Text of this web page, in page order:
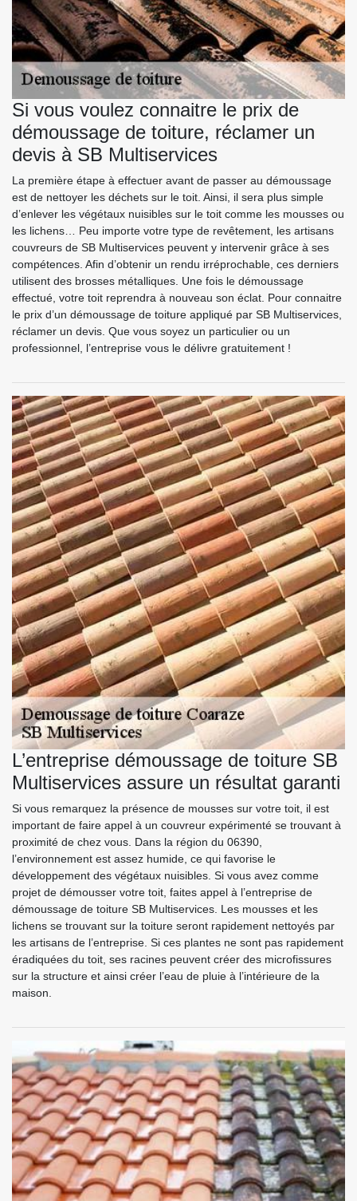
Si vous voulez connaitre le prix de
démoussage de toiture, réclamer un
devis à SB Multiservices
La première étape à effectuer avant de passer au démoussage
est de nettoyer les déchets sur le toit. Ainsi, il sera plus simple
d’enlever les végétaux nuisibles sur le toit comme les mousses ou
les lichens… Peu importe votre type de revêtement, les artisans
couvreurs de SB Multiservices peuvent y intervenir grâce à ses
compétences. Afin d’obtenir un rendu irréprochable, ces derniers
utilisent des brosses métalliques. Une fois le démoussage
effectué, votre toit reprendra à nouveau son éclat. Pour connaitre
le prix d’un démoussage de toiture appliqué par SB Multiservices,
réclamer un devis. Que vous soyez un particulier ou un
professionnel, l’entreprise vous le délivre gratuitement !
L’entreprise démoussage de toiture SB
Multiservices assure un résultat garanti
Si vous remarquez la présence de mousses sur votre toit, il est
important de faire appel à un couvreur expérimenté se trouvant à
proximité de chez vous. Dans la région du 06390,
l’environnement est assez humide, ce qui favorise le
développement des végétaux nuisibles. Si vous avez comme
projet de démousser votre toit, faites appel à l’entreprise de
démoussage de toiture SB Multiservices. Les mousses et les
lichens se trouvant sur la toiture seront rapidement nettoyés par
les artisans de l’entreprise. Si ces plantes ne sont pas rapidement
éradiquées du toit, ses racines peuvent créer des microfissures
sur la structure et ainsi créer l’eau de pluie à l’intérieure de la
maison.